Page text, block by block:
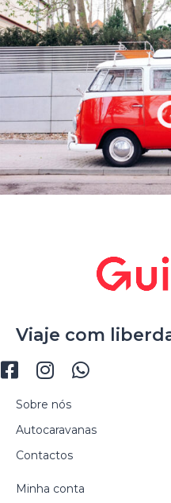
Viaje com
Sobre nós
Autocaravanas
Contactos
Minha conta